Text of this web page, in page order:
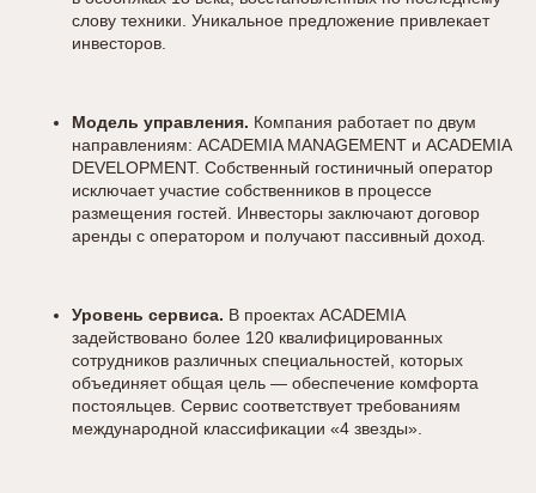
слову техники. Уникальное предложение привлекает
инвесторов.
Модель управления. Компания работает по двум
направлениям: ACADEMIA MANAGEMENT и ACADEMIA
DEVELOPMENT. Собственный гостиничный оператор
исключает участие собственников в процессе
размещения гостей. Инвесторы заключают договор
аренды с оператором и получают пассивный доход.
Уровень сервиса. В проектах ACADEMIA
задействовано более 120 квалифицированных
сотрудников различных специальностей, которых
объединяет общая цель — обеспечение комфорта
постояльцев. Сервис соответствует требованиям
международной классификации «4 звезды».